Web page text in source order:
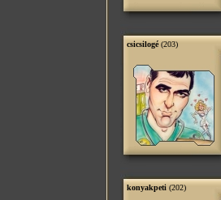
csicsilogé (203)
konyakpeti (202)